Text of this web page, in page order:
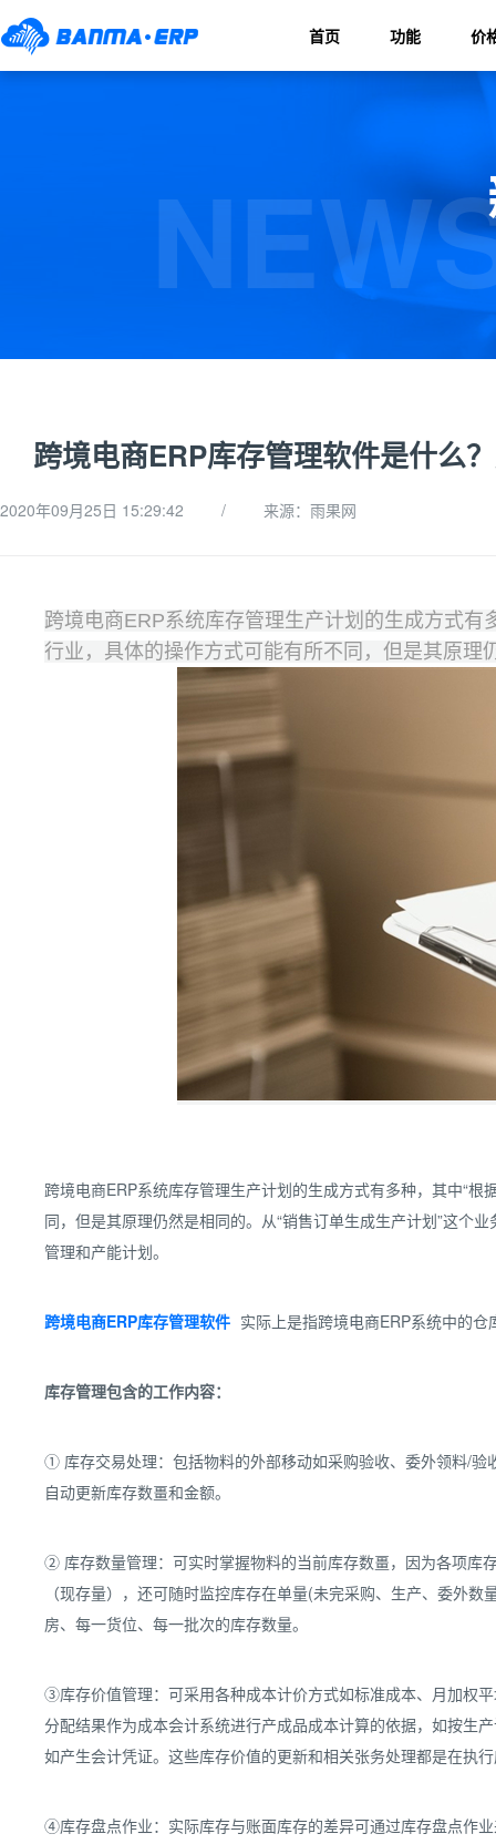
首页 功能 价
跨境电商ERP库存管理软件是什么
2020年09月25日 15:29:42 / 来源：雨果网
跨境电商ERP系统库存管理生产计划的生成方式有
行业，具体的操作方式可能有所不同，但是其原理
跨境电商ERP系统库存管理生产计划的生成方式有多种，其中“
同，但是其原理仍然是相同的。从“销售订单生成生产计划”这个
管理和产能计划。
跨境电商ERP库存管理软件 实际上是指跨境电商ERP系统中的
库存管理包含的工作内容：
① 库存交易处理：包括物料的外部移动如采购验收、委外领料/
自动更新库存数畺和金额。
② 库存数量管理：可实时掌握物料的当前库存数畺，因为各项库
（现存量），还可随时监控库存在单量(未完采购、生产、委外
房、每一货位、每一批次的库存数量。
③库存价值管理：可采用各种成本计价方式如标准成本、月加权
分配结果作为成本会计系统进行产成品成本计算的依据，如按生
如产生会计凭证。这些库存价值的更新和相关张务处理都是在执
④库存盘点作业：实际库存与账面库存的差异可通过库存盘点作